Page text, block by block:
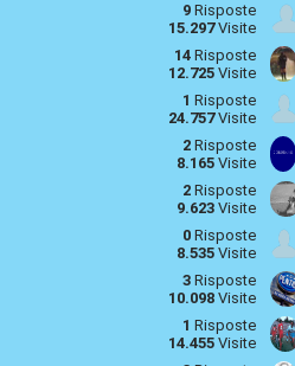
9Risposte
15.297Visite
14Risposte
12.725Visite
1 Risposte
24.757Visite
2Risposte
8.165Visite
2Risposte
9.623Visite
0Risposte
8.535Visite
3Risposte
10.098Visite
1 Risposte
14.455Visite